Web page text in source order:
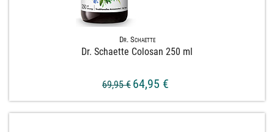
Dr. Schaette
Dr. Schaette Colosan 250 ml
69,95 € 64,95 €